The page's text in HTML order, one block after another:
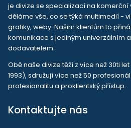
je divize se specializací na komerční
děláme vše, co se týká multimedií -
grafiky, weby. Našim klientům to
komunikace s jediným univerzálním
dodavatelem.
Obě naše divize těží z více než 30ti
1993), sdružují více než 50
profesionalitu a proklientský přístup.
Kontaktujte nás